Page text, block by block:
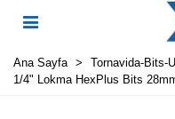
Ana Sayfa > Tornavida-Bits-
1/4" Lokma HexPlus Bits